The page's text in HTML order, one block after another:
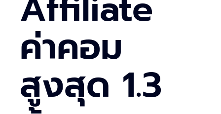
ค่าคอม
สูงสุด 1.3